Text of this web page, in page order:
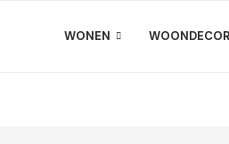
WONEN